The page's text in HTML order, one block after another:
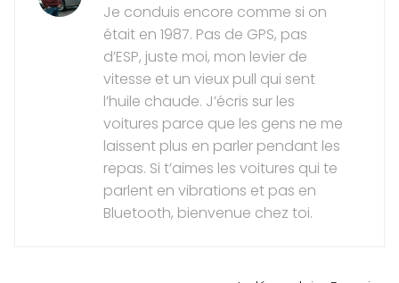
Je conduis encore comme si on
était en 1987. Pas de GPS, pas
d’ESP, juste moi, mon levier de
vitesse et un vieux pull qui sent
l’huile chaude. J’écris sur les
voitures parce que les gens ne me
laissent plus en parler pendant les
repas. Si t’aimes les voitures qui te
parlent en vibrations et pas en
Bluetooth, bienvenue chez toi.